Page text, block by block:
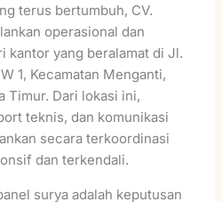
terus bertumbuh, CV.
operasional dan
kantor yang beralamat di Jl.
1, Kecamatan Menganti,
Timur. Dari lokasi ini,
teknis, dan komunikasi
secara terkoordinasi
dan terkendali.
surya adalah keputusan